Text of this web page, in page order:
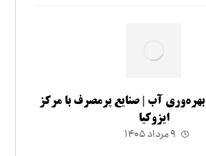
۴۶۰۰۱ و بهره‌وری آب | صنایع پرمصرف با مرکز
ایزوکیا
۹ مرداد ۱۴۰۵